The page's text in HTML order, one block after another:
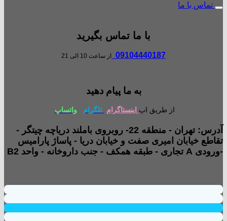
تماس با ما
با ما تماس بگیرید
09104440187 از ساعت 10 الی 21
به ما پیام دهید
از طریق اپ اینستاگرام تلگرام واتساپ
آدرس: تهران - منطقه 22- روبروی باملند دریاچه چیتگر -
تقاطع خیابان امیری صفت و خیابان دریا - پاساژ پارامیس
-ورودی A تجاری - طبقه همکف - جنب داروخانه - واحد B2